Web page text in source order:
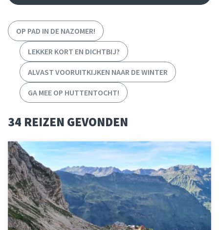
OP PAD IN DE NAZOMER!
LEKKER KORT EN DICHTBIJ?
ALVAST VOORUITKIJKEN NAAR DE WINTER
GA MEE OP HUTTENTOCHT!
34 REIZEN GEVONDEN